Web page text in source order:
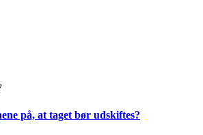
på, at taget bør udskiftes?